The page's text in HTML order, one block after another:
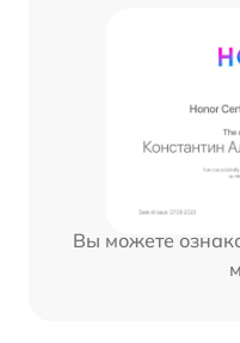
Вы можете